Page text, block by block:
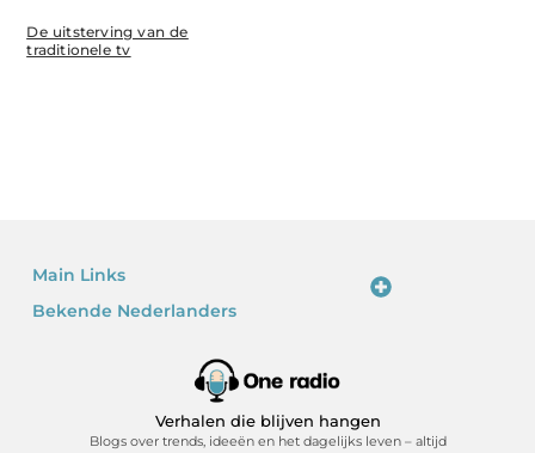
De uitsterving van de
traditionele tv
Main Links
Bekende Nederlanders
Verhalen die blijven hangen
Blogs over trends, ideeën en het dagelijks leven – altijd